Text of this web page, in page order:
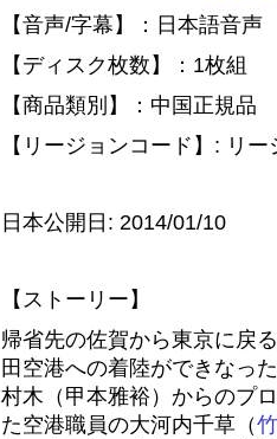
【音声/字幕】：日本語音声
【ディスク枚数】：1枚組
【商品類別】：中国正規品
【リージョンコード】: リ
日本公開日: 2014/01/10
【ストーリー】
帰省先の佐賀から東京に戻
田空港への着陸ができなっ
村木（甲本雅裕）からのプ
た空港職員の大河内千草（